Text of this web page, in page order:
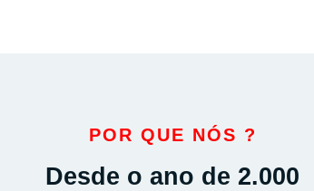
POR QUE NÓS ?
Desde o ano de 2.000